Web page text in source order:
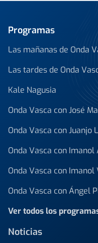
Programas
Las mañanas de Onda
Las tardes de Onda
Kale Nagusia
Onda Vasca con José
Onda Vasca con Juanjo
Onda Vasca con
Onda Vasca con
Onda Vasca con Ángel
Ver todos los
Noticias